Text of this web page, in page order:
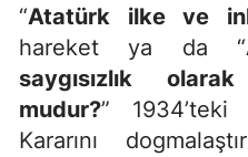
“Atatürk ilke ve
hareket ya da “
saygısızlık
mudur?”
Kararını